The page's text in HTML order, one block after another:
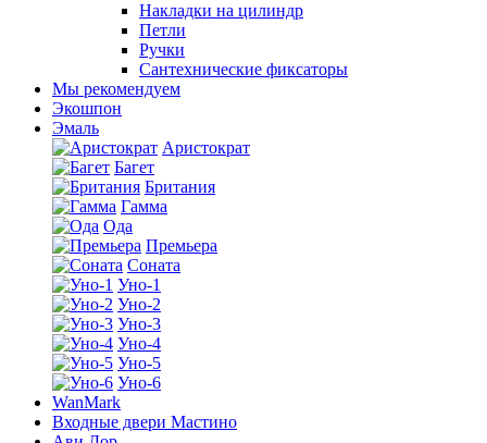
Накладки на цилиндр
Петли
Ручки
Сантехнические фиксаторы
Мы рекомендуем
Экошпон
Эмаль
Аристократ
Багет
Британия
Гамма
Ода
Премьера
Соната
Уно-1
Уно-2
Уно-3
Уно-4
Уно-5
Уно-6
WanMark
Входные двери Мастино